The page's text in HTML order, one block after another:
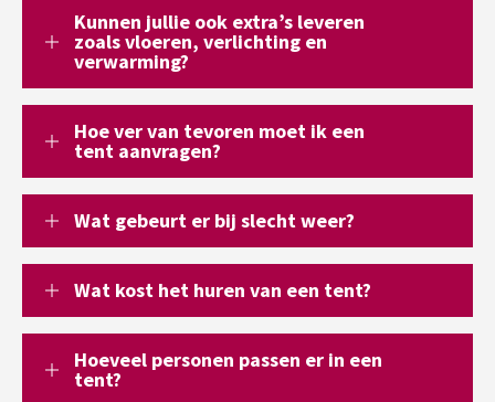
Kunnen jullie ook extra’s leveren
zoals vloeren, verlichting en
verwarming?
Hoe ver van tevoren moet ik een
tent aanvragen?
Wat gebeurt er bij slecht weer?
Wat kost het huren van een tent?
Hoeveel personen passen er in een
tent?